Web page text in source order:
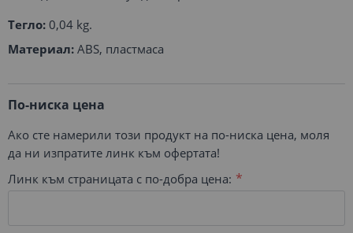
Тегло: 0,04 kg.
Материал: ABS, пластмаса
По-ниска цена
Ако сте намерили този продукт на по-ниска цена, моля
да ни изпратите линк към офертата!
Линк към страницата с по-добра цена: